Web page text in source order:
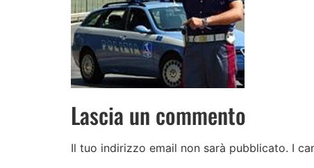
Lascia un commento
Il tuo indirizzo email non sarà pubblicato. I